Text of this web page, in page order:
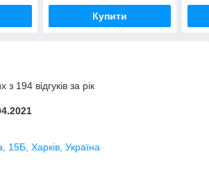
Купити
194 відгуків за рік
15Б, Харків, Україна